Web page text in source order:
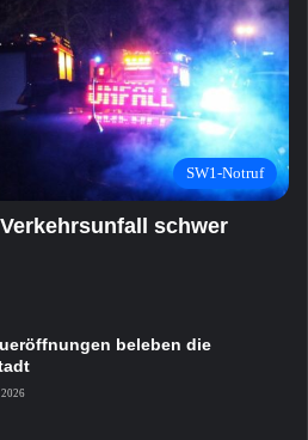
SW1-Notruf
schwer
beleben die
2026